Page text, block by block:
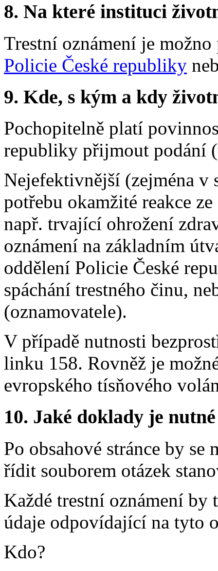
8. Na které instituci
Trestní oznámení je
Policie České republiky
9. Kde, s kým a kdy
Pochopitelně platí
republiky přijmout podání
Nejefektivnější (zejména v
potřebu okamžité reakce
např. trvající ohrožení
oznámení na základním
oddělení Policie České
spáchání trestného činu,
(oznamovatele).
V případě nutnosti
linku 158. Rovněž je
evropského tísňového
10. Jaké doklady je
Po obsahové stránce by se
řídit souborem otázek
Každé trestní oznámení by
údaje odpovídající na tyto
Kdo?